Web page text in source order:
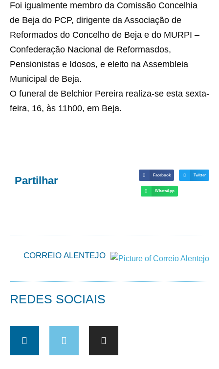
Foi igualmente membro da Comissão Concelhia
de Beja do PCP, dirigente da Associação de
Reformados do Concelho de Beja e do MURPI –
Confederação Nacional de Reformasdos,
Pensionistas e Idosos, e eleito na Assembleia
Municipal de Beja.
O funeral de Belchior Pereira realiza-se esta sexta-
feira, 16, às 11h00, em Beja.
Partilhar Facebook Twitter
WhatsApp
CORREIO ALENTEJO
REDES SOCIAIS